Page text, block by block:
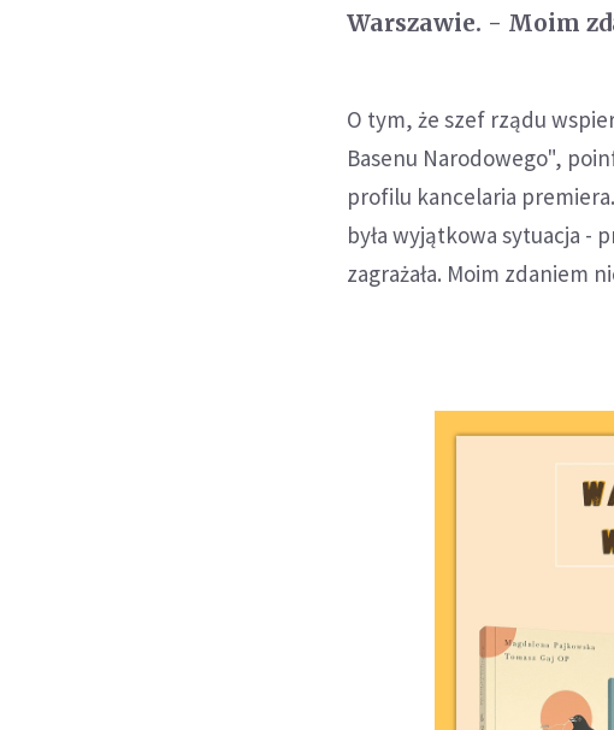
Warszawie. - Moim
O tym, że szef rządu
Basenu Narodowego",
profilu kancelaria
była wyjątkowa sytuacja -
zagrażała. Moim zdaniem